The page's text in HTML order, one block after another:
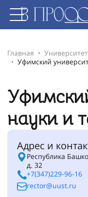
Главная
Уфимский
науки и
Адрес и
Республика
д. 32
+7(347)229-96-16
rector@uust.ru